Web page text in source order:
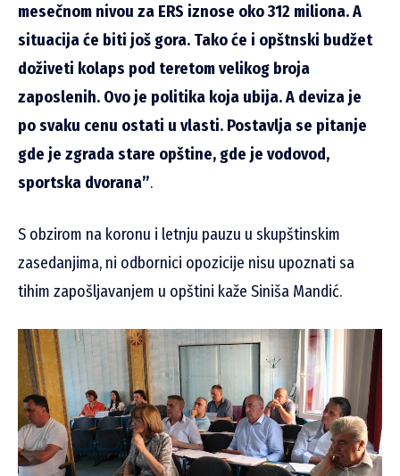
mesečnom nivou za ERS iznose oko 312 miliona. A
situacija će biti još gora. Tako će i opštnski budžet
doživeti kolaps pod teretom velikog broja
zaposlenih. Ovo je politika koja ubija. A deviza je
po svaku cenu ostati u vlasti. Postavlja se pitanje
gde je zgrada stare opštine, gde je vodovod,
sportska dvorana”.
S obzirom na koronu i letnju pauzu u skupštinskim
zasedanjima, ni odbornici opozicije nisu upoznati sa
tihim zapošljavanjem u opštini kaže Siniša Mandić.